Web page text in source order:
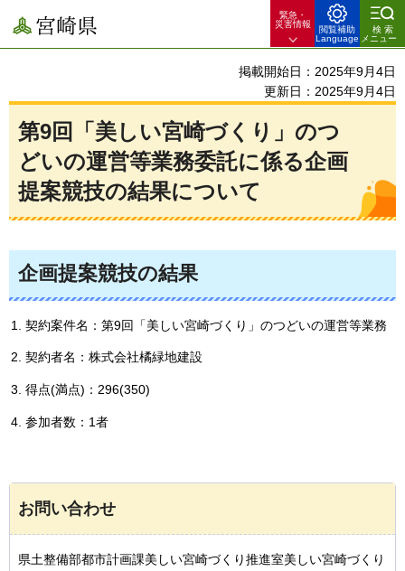
宮崎県
緊急・
災害情報
閲覧補助
Language
検索
メニュー
掲載開始日：2025年9月4日
更新日：2025年9月4日
第9回「美しい宮崎づくり」のつ
どいの運営等業務委託に係る企画
提案競技の結果について
企画提案競技の結果
契約案件名：第9回「美しい宮崎づくり」のつどいの運営等業務
契約者名：株式会社橘緑地建設
得点(満点)：296(350)
参加者数：1者
お問い合わせ
県土整備部都市計画課美しい宮崎づくり推進室美しい宮崎づくり